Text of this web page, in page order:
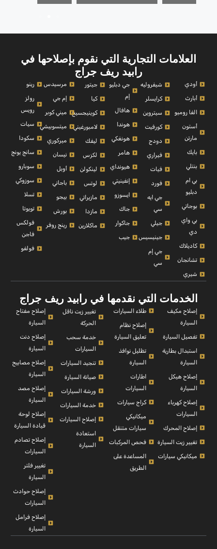
العلامات التجارية التي نقوم بإصلاحها في
رابيد ريف جراج
أودي
أبارث
الفا روميو
أستون
مارتن
بايك
بنتلي
بي ام
دبليو
بوجاتي
بي واي
دي
كاديلاك
تشانجان
شيري
شيفروليه
كرايسلر
سيتروين
كورفيت
دودج
فيراري
فيات
فورد
جي ايه
سي
جيلي
جينيسيس
جي إم
سي
جي دبليو
إم
هافال
هوندا
هونغكي
هامر
هيونداي
إنفينيتي
ايسوزو
جاك
جاكوار
جيب
جيتور
كيا
كوينيجسيج
لامبورغيني
ليفك
لكزس
لينكولن
لوتس
مازيراتي
مازدا
ماكلارين
مرسيدس
إم جي
ميني كوبر
ميتسوبيشي
ميركوري
نيسان
أوبل
باجاني
بيجو
بورش
رينج روفر
رينو
رولز
رويس
سيات
سكودا
سانج يونج
سوبارو
سوزوكي
تسلا
تويوتا
فولكس
فاجن
فولفو
الخدمات التي نقدمها في رابيد ريف جراج
إصلاح مكيف
السيارة
تفصيل السيارة
استبدال بطارية
السيارة
إصلاح هيكل
السيارة
إصلاح كهرباء
السيارات
إصلاح المحرك
تغيير زيت السيارة
ميكانيكي سيارات
طلاء السيارات
إصلاح نظام
تعليق السيارة
تظليل نوافذ
السيارة
اطارات
السيارات
كراج سيارات
ميكانيكي
سيارات متنقل
فحص المركبات
المساعدة على
الطريق
تغيير زيت ناقل
الحركة
خدمة سحب
السيارات
تنجيد السيارات
صيانة السيارة
ورشة السيارات
خدمة السيارات
إصلاح السيارات
استعادة
السيارة
إصلاح مفتاح
السيارة
إصلاح دنت
السيارة
إصلاح مصابيح
السيارة
إصلاح مصد
السيارة
إصلاح لوحة
قيادة السيارة
إصلاح تصادم
السيارات
تغيير فلتر
السيارة
إصلاح حوادث
السيارات
إصلاح فرامل
السيارة